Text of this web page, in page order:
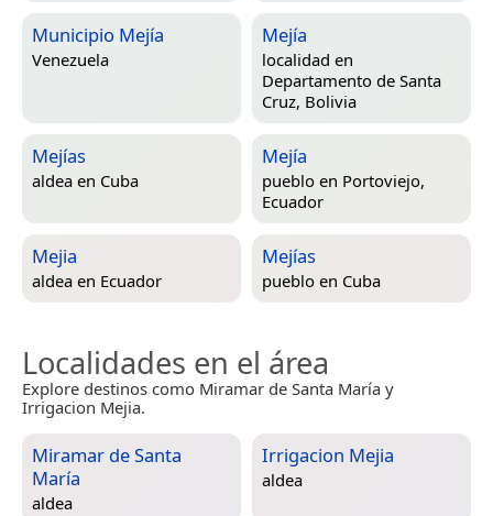
Municipio Mejía
Venezuela
Mejía
localidad en
Departamento de Santa
Cruz, Bolivia
Mejías
aldea en Cuba
Mejía
pueblo en Portoviejo,
Ecuador
Mejia
aldea en Ecuador
Mejías
pueblo en Cuba
Localidades en el área
Explore destinos como Miramar de Santa María y
Irrigacion Mejia.
Miramar de Santa
María
aldea
Irrigacion Mejia
aldea